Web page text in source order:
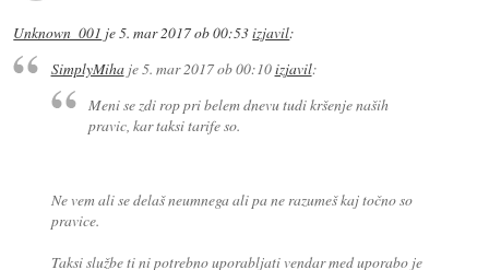
Unknown_001 je5. mar 2017 ob 00:53izjavil:
SimplyMihaje5. mar 2017 ob 00:10izjavil:
Meni se zdi rop pri belem dnevu tudi kršenje naših
pravic, kar taksi tarife so.
Ne vem ali se delaš neumnega ali pa ne razumeš kaj točno so
pravice.
Taksi službe ti ni potrebno uporabljati vendar med uporabo je